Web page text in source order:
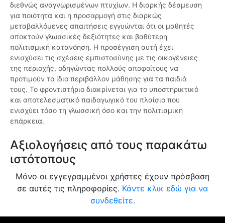
διεθνώς αναγνωρισμένων πτυχίων. Η διαρκής δέσμευση
για ποιότητα και η προσαρμογή στις διαρκώς
μεταβαλλόμενες απαιτήσεις εγγυώνται ότι οι μαθητές
αποκτούν γλωσσικές δεξιότητες και βαθύτερη
πολιτισμική κατανόηση. Η προσέγγιση αυτή έχει
ενισχύσει τις σχέσεις εμπιστοσύνης με τις οικογένειες
της περιοχής, οδηγώντας πολλούς αποφοίτους να
προτιμούν το ίδιο περιβάλλον μάθησης για τα παιδιά
τους. Το φροντιστήριο διακρίνεται για το υποστηρικτικό
και αποτελεσματικό παιδαγωγικό του πλαίσιο που
ενισχύει τόσο τη γλωσσική όσο και την πολιτισμική
επάρκεια.
Αξιολογήσεις από τους παρακάτω
ιστότοπους
Μόνο οι εγγεγραμμένοι χρήστες έχουν πρόσβαση
σε αυτές τις πληροφορίες. Κάντε κλικ εδώ για να
συνδεθείτε.